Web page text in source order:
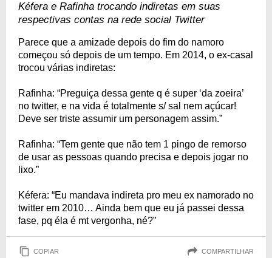
Kéfera e Rafinha trocando indiretas em suas
respectivas contas na rede social Twitter
Parece que a amizade depois do fim do namoro
começou só depois de um tempo. Em 2014, o ex-casal
trocou várias indiretas:
Rafinha: “Preguiça dessa gente q é super ‘da zoeira’
no twitter, e na vida é totalmente s/ sal nem açúcar!
Deve ser triste assumir um personagem assim.”
Rafinha: “Tem gente que não tem 1 pingo de remorso
de usar as pessoas quando precisa e depois jogar no
lixo.”
Kéfera: “Eu mandava indireta pro meu ex namorado no
twitter em 2010… Ainda bem que eu já passei dessa
fase, pq éla é mt vergonha, né?”
COPIAR COMPARTILHAR